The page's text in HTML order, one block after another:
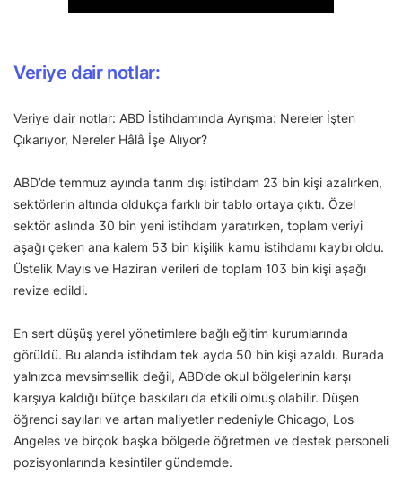
Veriye dair notlar:
Veriye dair notlar: ABD İstihdamında Ayrışma: Nereler İşten
Çıkarıyor, Nereler Hâlâ İşe Alıyor?
ABD’de temmuz ayında tarım dışı istihdam 23 bin kişi azalırken,
sektörlerin altında oldukça farklı bir tablo ortaya çıktı. Özel
sektör aslında 30 bin yeni istihdam yaratırken, toplam veriyi
aşağı çeken ana kalem 53 bin kişilik kamu istihdamı kaybı oldu.
Üstelik Mayıs ve Haziran verileri de toplam 103 bin kişi aşağı
revize edildi.
En sert düşüş yerel yönetimlere bağlı eğitim kurumlarında
görüldü. Bu alanda istihdam tek ayda 50 bin kişi azaldı. Burada
yalnızca mevsimsellik değil, ABD’de okul bölgelerinin karşı
karşıya kaldığı bütçe baskıları da etkili olmuş olabilir. Düşen
öğrenci sayıları ve artan maliyetler nedeniyle Chicago, Los
Angeles ve birçok başka bölgede öğretmen ve destek personeli
pozisyonlarında kesintiler gündemde.